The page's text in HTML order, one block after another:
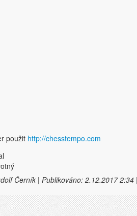
použit http://chesstempo.com
Černík | Publikováno: 2.12.2017